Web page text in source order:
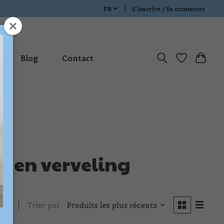
FR S’inscrire / Se connecter
Blog Contact
verveling
Trier par Produits les plus récents